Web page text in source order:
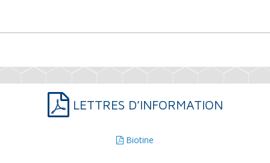
LETTRES D’INFORMATION
Biotine